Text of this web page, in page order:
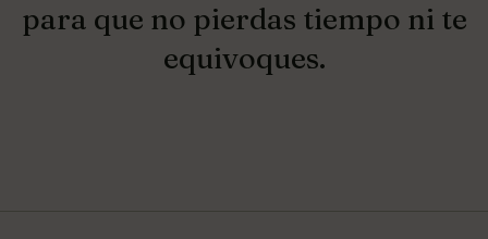
para que no pierdas tiempo ni te
equivoques.